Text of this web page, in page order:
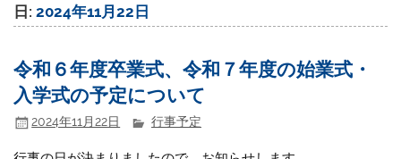
日:2024年11月22日
令和６年度卒業式、令和７年度の始業式・
入学式の予定について
2024年11月22日 行事予定